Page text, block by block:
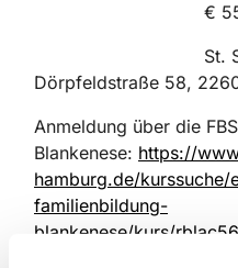
€
St. Simeon,
Dörpfeldstraße 58,
Anmeldung über die FBS
Blankenese: https://
hamburg.de/
familienbildung-
blankenese/kurs/